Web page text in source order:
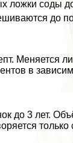
ложки соды
до
Меняется
в
до 3 лет.
только